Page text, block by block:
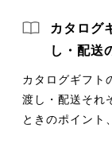
カタログ
し・配送
カタログギフト
渡し・配送それ
ときのポイント